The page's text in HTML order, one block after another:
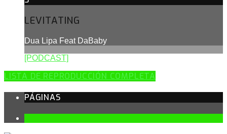
LEVITATING
Dua Lipa Feat DaBaby
[PODCAST]
LISTA DE REPRODUCCIÓN COMPLETA
PÁGINAS